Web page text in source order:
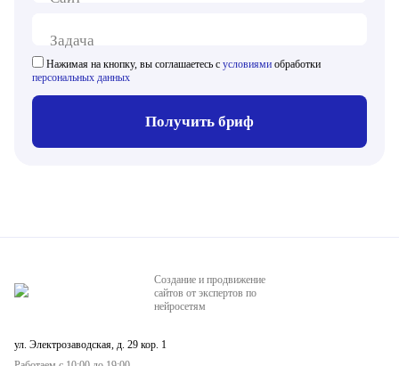
Задача
Нажимая на кнопку, вы соглашаетесь с условиями обработки
персональных данных
Получить бриф
Создание и продвижение
сайтов от экспертов по
нейросетям
ул. Электрозаводская, д. 29 кор. 1